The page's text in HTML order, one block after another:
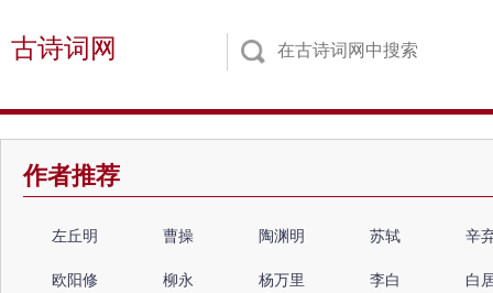
古诗词网
作者推荐
左丘明 曹操 陶渊明 苏轼 辛
欧阳修 柳永 杨万里 李白 白